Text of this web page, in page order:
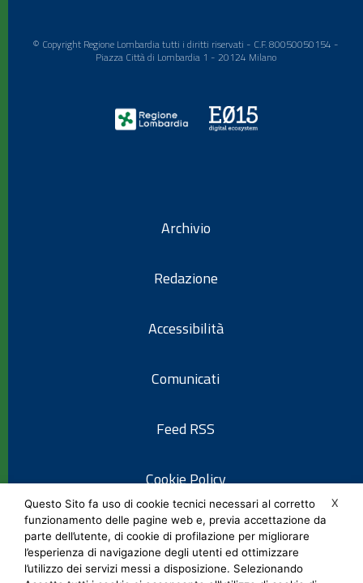
© Copyright Regione Lombardia tutti i diritti riservati - C.F. 80050050154 -
Piazza Città di Lombardia 1 - 20124 Milano
Archivio
Redazione
Accessibilità
Comunicati
Feed RSS
Cookie Policy
Informativa privacy
X
Questo Sito fa uso di cookie tecnici necessari al corretto
funzionamento delle pagine web e, previa accettazione da
parte dell’utente, di cookie di profilazione per migliorare
l’esperienza di navigazione degli utenti ed ottimizzare
l’utilizzo dei servizi messi a disposizione. Selezionando